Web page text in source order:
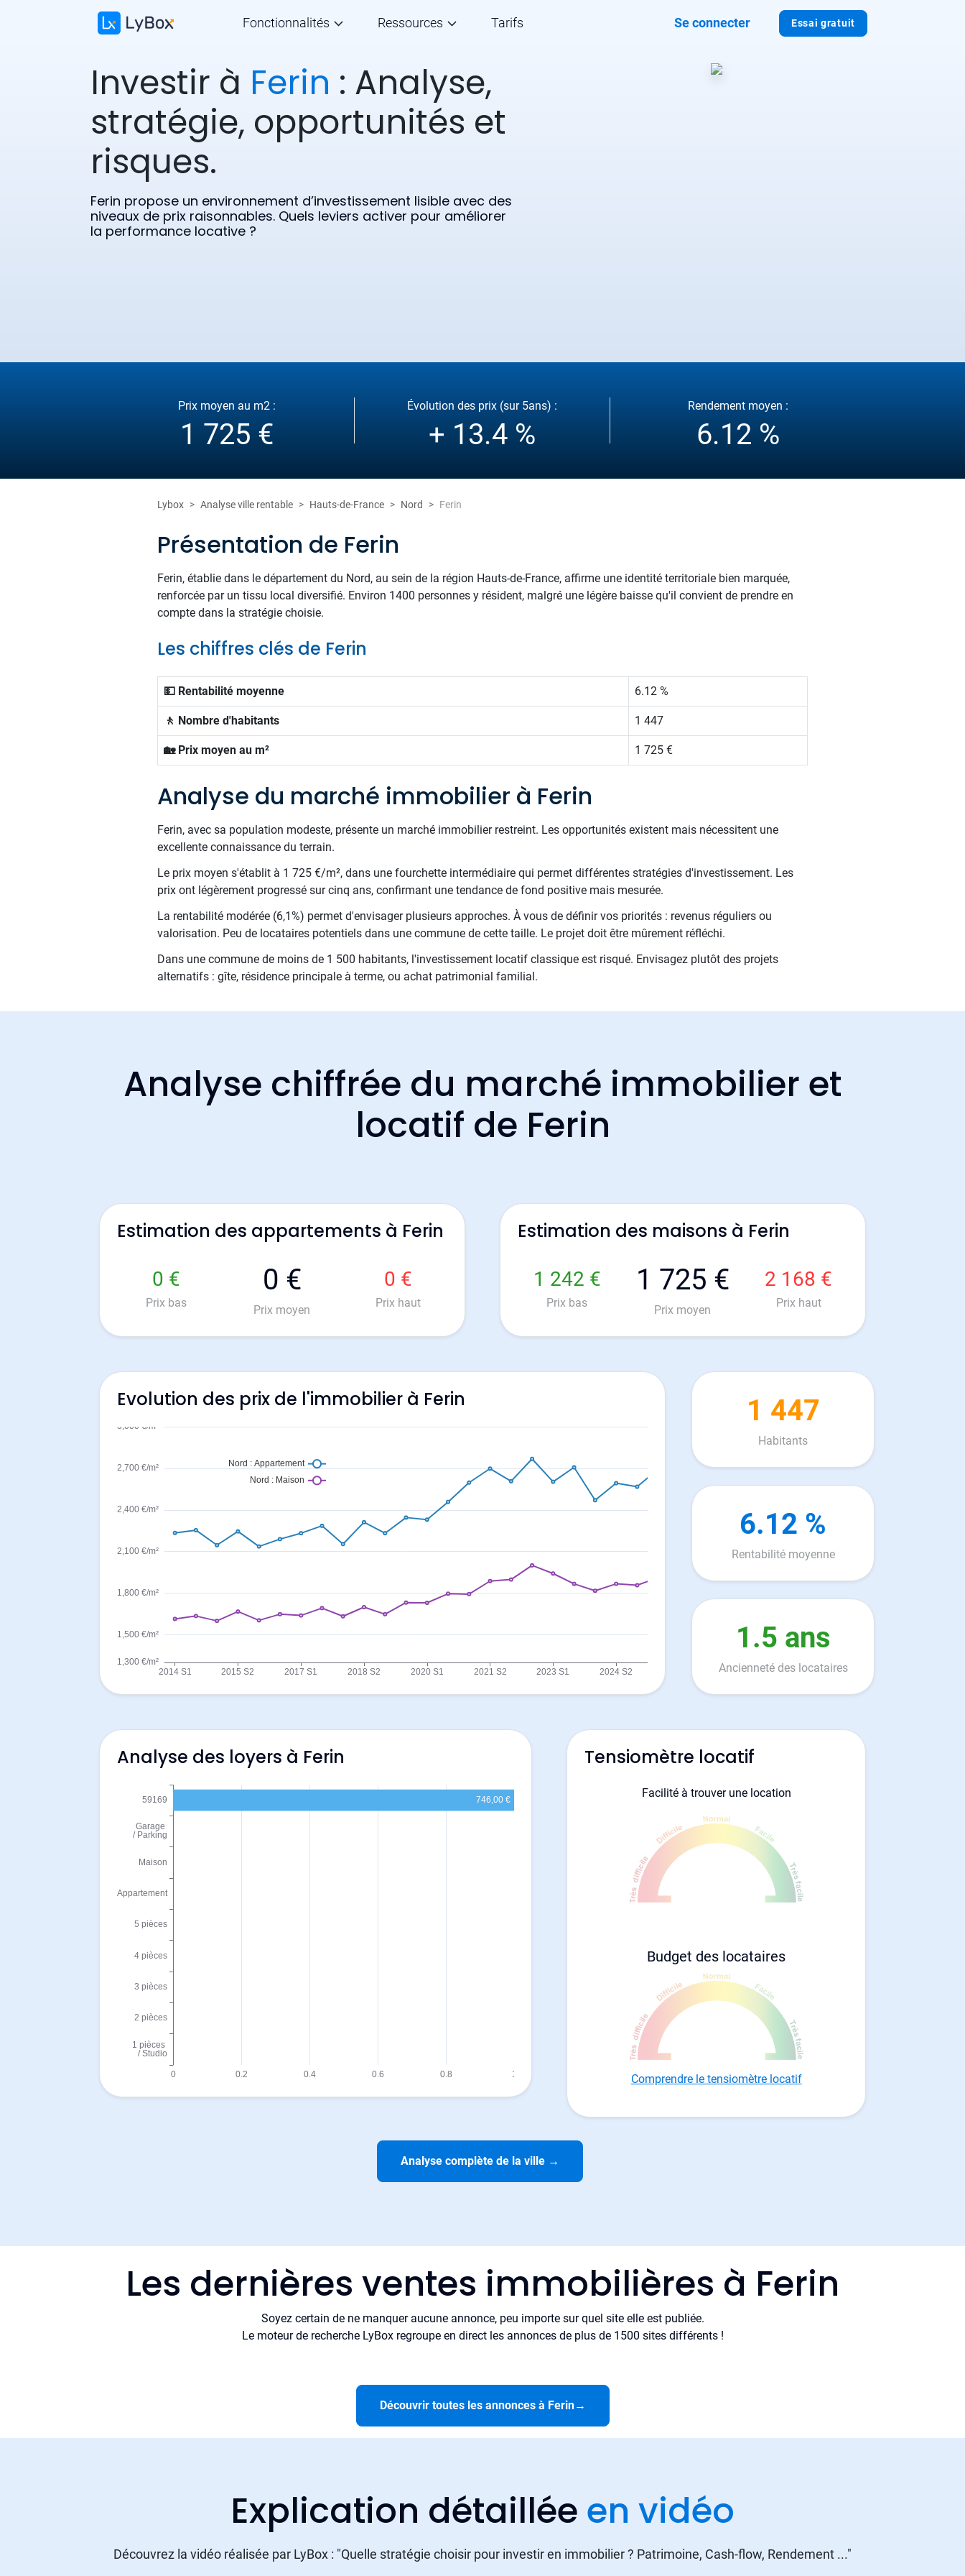
Essai gratuit
Fonctionnalités Ressources Tarifs Se connecter
Investir à Ferin : Analyse,
stratégie, opportunités et
risques.
Ferin propose un environnement d’investissement lisible avec des
niveaux de prix raisonnables. Quels leviers activer pour améliorer
la performance locative ?
Prix moyen au m2 :
1 725 €
Évolution des prix (sur 5ans) :
+ 13.4 %
Rendement moyen :
6.12 %
Lybox Analyse ville rentable Hauts-de-France Nord Ferin
Présentation de Ferin
Ferin, établie dans le département du Nord, au sein de la région Hauts-de-France, affirme une identité territoriale bien marquée,
renforcée par un tissu local diversifié. Environ 1400 personnes y résident, malgré une légère baisse qu'il convient de prendre en
compte dans la stratégie choisie.
Les chiffres clés de Ferin
💵 Rentabilité moyenne 6.12 %
🚶 Nombre d'habitants 1 447
🏡 Prix moyen au m² 1 725 €
Analyse du marché immobilier à Ferin
Ferin, avec sa population modeste, présente un marché immobilier restreint. Les opportunités existent mais nécessitent une
excellente connaissance du terrain.
Le prix moyen s'établit à 1 725 €/m², dans une fourchette intermédiaire qui permet différentes stratégies d'investissement. Les
prix ont légèrement progressé sur cinq ans, confirmant une tendance de fond positive mais mesurée.
La rentabilité modérée (6,1%) permet d'envisager plusieurs approches. À vous de définir vos priorités : revenus réguliers ou
valorisation. Peu de locataires potentiels dans une commune de cette taille. Le projet doit être mûrement réfléchi.
Dans une commune de moins de 1 500 habitants, l'investissement locatif classique est risqué. Envisagez plutôt des projets
alternatifs : gîte, résidence principale à terme, ou achat patrimonial familial.
Analyse chiffrée du marché immobilier et
locatif de Ferin
Estimation des appartements à Ferin
0 €
Prix bas
0 €
Prix moyen
0 €
Prix haut
Estimation des maisons à Ferin
1 242 €
Prix bas
1 725 €
Prix moyen
2 168 €
Prix haut
Evolution des prix de l'immobilier à Ferin 1 447
Habitants
6.12 %
Rentabilité moyenne
1.5 ans
Ancienneté des locataires
Analyse des loyers à Ferin Tensiomètre locatif
Facilité à trouver une location
Budget des locataires
Comprendre le tensiomètre locatif
Analyse complète de la ville →
Les dernières ventes immobilières à Ferin
Soyez certain de ne manquer aucune annonce, peu importe sur quel site elle est publiée.
Le moteur de recherche LyBox regroupe en direct les annonces de plus de 1500 sites différents !
Découvrir toutes les annonces à Ferin→
Explication détaillée en vidéo
Découvrez la vidéo réalisée par LyBox : "Quelle stratégie choisir pour investir en immobilier ? Patrimoine, Cash-flow, Rendement ..."